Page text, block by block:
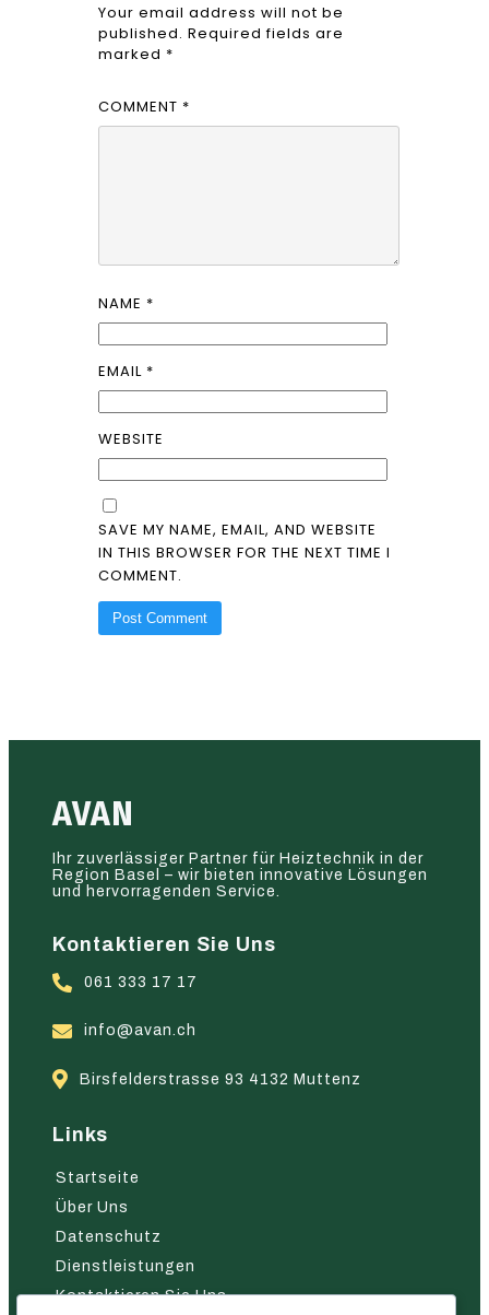
Your email address will not be
published. Required fields are
marked *
COMMENT *
NAME *
EMAIL *
WEBSITE
SAVE MY NAME, EMAIL, AND WEBSITE
IN THIS BROWSER FOR THE NEXT TIME I
COMMENT.
AVAN
Ihr zuverlässiger Partner für Heiztechnik in der
Region Basel – wir bieten innovative Lösungen
und hervorragenden Service.
Kontaktieren Sie Uns
061 333 17 17
info@avan.ch
Birsfelderstrasse 93 4132 Muttenz
Links
Startseite
Über Uns
Datenschutz
Dienstleistungen
Kontaktieren Sie Uns